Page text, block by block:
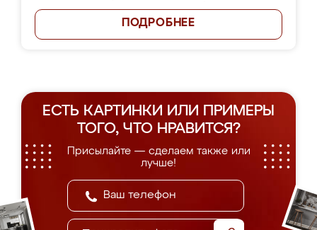
ПОДРОБНЕЕ
ЕСТЬ КАРТИНКИ ИЛИ ПРИМЕРЫ
ТОГО, ЧТО НРАВИТСЯ?
Присылайте — сделаем также или
лучше!